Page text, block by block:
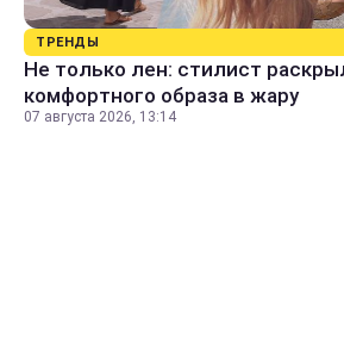
ТРЕНДЫ
Не только лен: стилист
комфортного образа в жару
07 августа 2026, 13:14